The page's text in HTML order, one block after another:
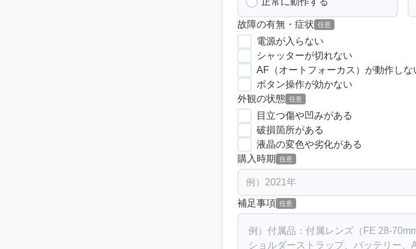
故障の有無・症状 任意
電源が入らない
シャッターが切れない
AF（オートフォーカス）が動作しな
ボタン操作が効かない
外観の状態 任意
目立つ傷や凹みがある
破損箇所がある
液晶の変色や劣化がある
購入時期
任意
補足事項 任意